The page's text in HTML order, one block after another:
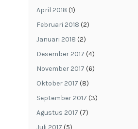
April 2018 (1)
Februari 2018 (2)
Januari 2018 (2)
Desember 2017 (4)
November 2017 (6)
Oktober 2017 (8)
September 2017 (3)
Agustus 2017 (7)
Juli 2017 (5)